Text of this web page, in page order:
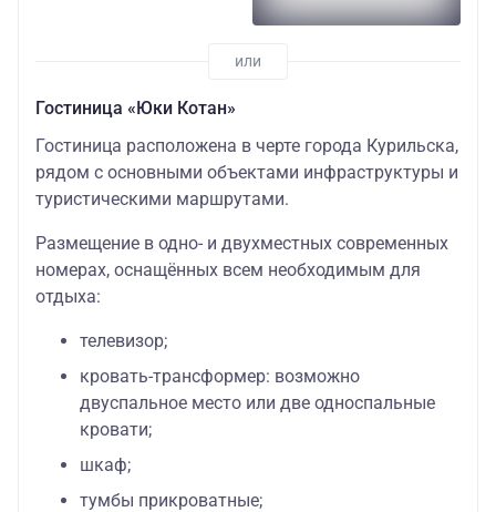
Гостиница «Юки Котан»
Гостиница расположена в черте города Курильска,
рядом с основными объектами инфраструктуры и
туристическими маршрутами.
Размещение в одно- и двухместных современных
номерах, оснащённых всем необходимым для
отдыха:
телевизор;
кровать-трансформер: возможно
двуспальное место или две односпальные
кровати;
шкаф;
тумбы прикроватные;